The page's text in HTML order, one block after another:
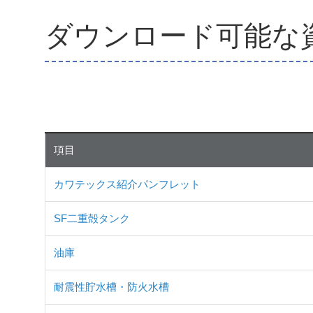
ダウンロード可能な
項目
カワテックス紹介パンフレット
SF二重殻タンク
油庫
耐震性貯水槽・防火水槽